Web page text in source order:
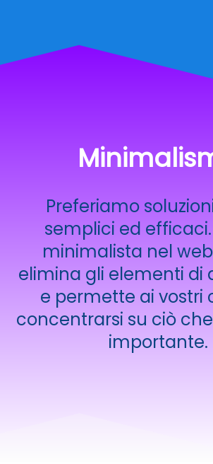
Preferiamo
semplici ed efficaci.
minimalista nel
elimina gli elementi di
e permette ai vostri
concentrarsi su ciò
importante.